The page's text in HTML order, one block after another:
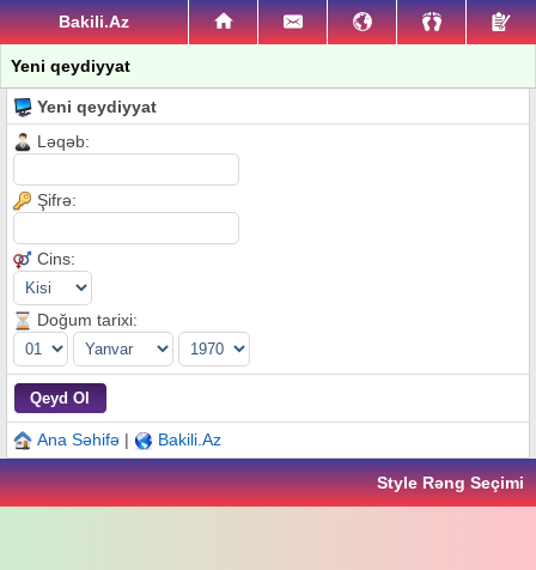
Bakili.Az
Yeni qeydiyyat
Yeni qeydiyyat
Ləqəb:
Şifrə:
Cins:
Doğum tarixi:
Ana Səhifə | Bakili.Az
Style Rəng Seçimi